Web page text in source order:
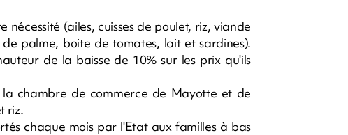
(ailes, cuisses de poulet, riz, viande
palme, boite de tomates, lait et sardines).
de la baisse de 10% sur les prix qu'ils
chambre de commerce de Mayotte et de
riz.
chaque mois par l'Etat aux familles à bas